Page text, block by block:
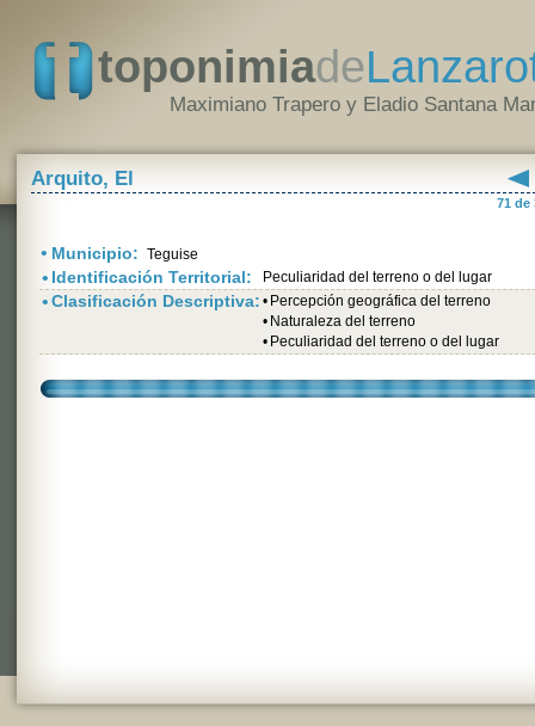
toponimiade
Maximiano Trapero y Eladio Santana
Arquito, El
71 de
• Municipio: Teguise
• Identificación Territorial: Peculiaridad del terreno o del lugar
•Clasificación Descriptiva: • Percepción geográfica del terreno
• Naturaleza del terreno
• Peculiaridad del terreno o del lugar